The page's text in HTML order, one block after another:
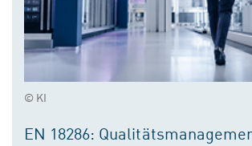
© KI
EN 18286: